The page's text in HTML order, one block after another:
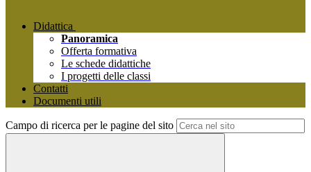
Didattica
Panoramica
Offerta formativa
Le schede didattiche
I progetti delle classi
Contatti
Documenti utili
Campo di ricerca per le pagine del sito